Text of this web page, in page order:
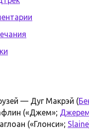
— Дуг Макрэй (
(«Джем»;
(«Глонси»; Slaine